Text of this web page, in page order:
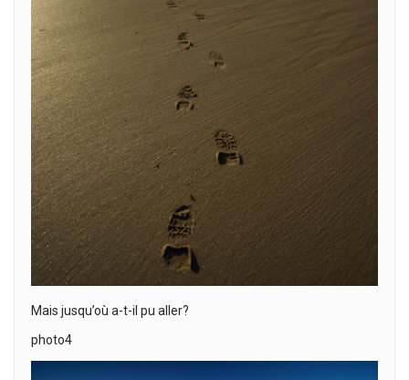
Mais jusqu’où a-t-il pu aller?
photo4